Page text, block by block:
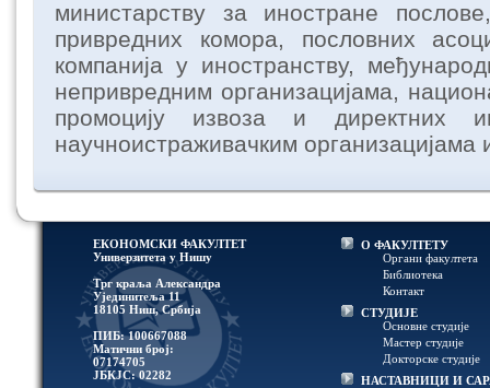
министарству за иностране
привредних комора, пословних
компанија у иностранству,
непривредним организацијама,
промоцију извоза и директних
научноистраживачким организацијама
ЕКОНОМСКИ ФАКУЛТЕТ
Универзитетa у Нишу
Трг краља Александра
Ујединитеља 11
18105 Ниш, Србија
ПИБ: 100667088
Матични број:
07174705
ЈБКЈС: 02282
О ФАКУЛТЕТУ
Органи факултета
Библиотека
Контакт
СТУДИЈЕ
Основне студије
Мастер студије
Докторске студије
НАСТАВНИЦИ И